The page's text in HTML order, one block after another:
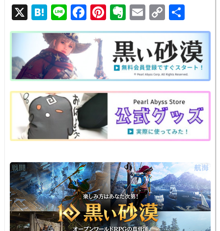
スキルの分類から「闇の精霊スキル」を選ぶと、闇の精霊の怒りを使うスキ
ルが強調表示されるから、確...
X H
at
e
n
a
Li
n
e
F
a
c
b
o
o
k
Pi
nt
er
e
st
E
v
er
n
ot
e
E
m
ail
C
o
p
y
Li
n
k
有